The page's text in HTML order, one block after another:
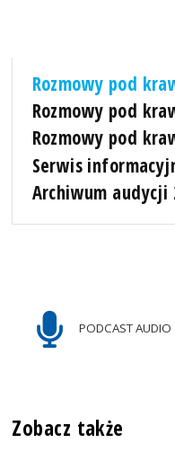
Rozmowy pod
Rozmowy pod
Rozmowy pod
Serwis
Archiwum audycji
PODCAST AUDIO
Zobacz także